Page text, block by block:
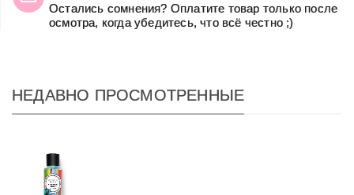
Остались сомнения? Оплатите товар только после
осмотра, когда убедитесь, что всё честно ;)
НЕДАВНО ПРОСМОТРЕННЫЕ